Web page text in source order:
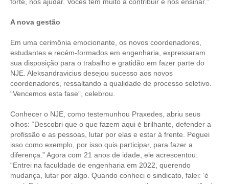
FIQUE POR DENTRO
OPORTUNIDADES
APRESENTAÇÃO
EMPREGO E ESTÁGIO
CARREIRA
AUTÔNOMOS E SERVIÇOS
NEWSLETTER
A nova gestão
Em uma cerimônia emocionante, os novos coordenadores,
estudantes e recém-formados em engenharia, expressaram
sua disposição para o trabalho e gratidão em fazer parte do
NJE. Aleksandravicius desejou sucesso aos novos
coordenadores, ressaltando a qualidade de processo seletivo.
“Vencemos esta fase”, celebrou.
Conhecer o NJE, como testemunhou Praxedes, abriu seus
olhos: “Descobri que o que fazem aqui é brilhante, defender a
profissão e as pessoas, lutar por elas e estar à frente. Peguei
isso como exemplo, por isso quis participar, para fazer a
diferença.” Agora com 21 anos de idade, ele acrescentou:
“Entrei na faculdade de engenharia em 2022, querendo
mudança, lutar por algo. Quando conheci o sindicato, falei: ‘é